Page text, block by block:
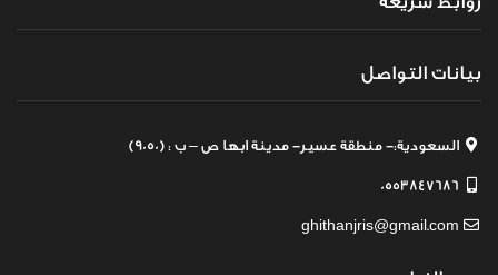
بيانات التواصل
السعودية:- منطقة عسير- مدينة ابها ص – ب : (9050)
0553847686
ghithanjris@gmail.com